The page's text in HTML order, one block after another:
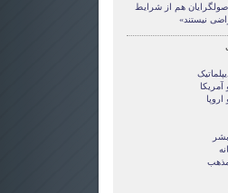
هم از شرایط
نیستند»
آمريکا
اروپا